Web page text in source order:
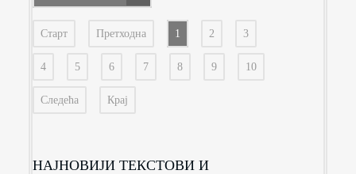
Старт Претходна 1 2 3
4 5 6 7 8 9 10
Следећа Крај
НАЈНОВИЈИ ТЕКСТОВИ И